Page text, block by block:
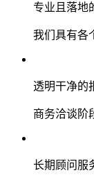
专业且落地
我们具有各
透明干净的
商务洽谈阶
长期顾问服